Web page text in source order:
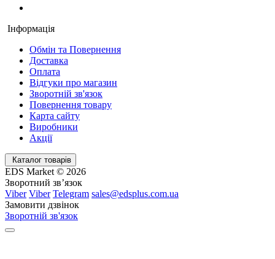
Інформація
Обмін та Повернення
Доставка
Оплата
Відгуки про магазин
Зворотній зв'язок
Повернення товару
Карта сайту
Виробники
Акції
Каталог товарів
EDS Market © 2026
Зворотний зв’язок
Viber Viber Telegram sales@edsplus.com.ua
Замовити дзвінок
Зворотній зв'язок